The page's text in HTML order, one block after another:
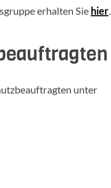
erhalten Sie hier.
unter